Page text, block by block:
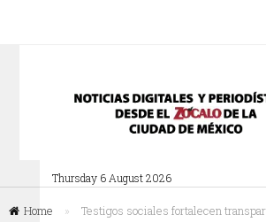
Thursday 6 August 2026
Home »
Testigos sociales fortalecen